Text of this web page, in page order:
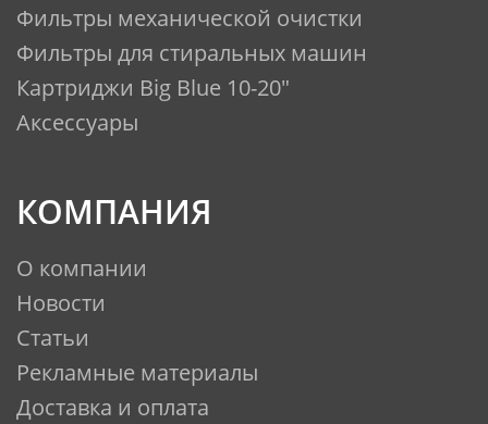
Фильтры механической очистки
Фильтры для стиральных машин
Картриджи Big Blue 10-20"
Аксессуары
КОМПАНИЯ
О компании
Новости
Статьи
Рекламные материалы
Доставка и оплата